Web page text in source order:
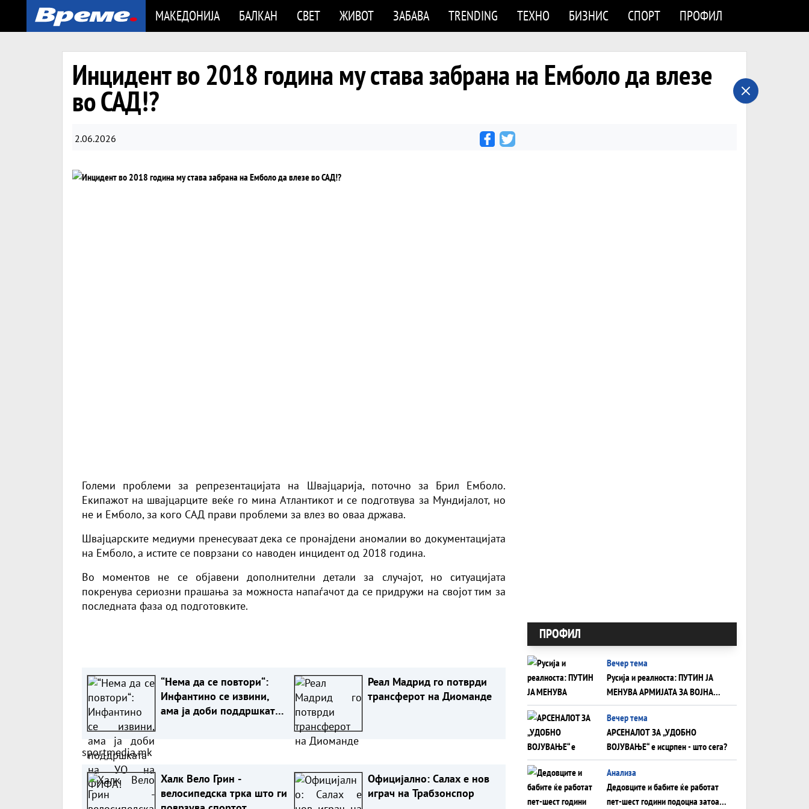
МАКЕДОНИЈА БАЛКАН СВЕТ ЖИВОТ ЗАБАВА TRENDING ТЕХНО БИЗНИС СПОРТ ПРОФИЛ
Инцидент во 2018 година му става забрана на Емболо да влезе
во САД!?
2.06.2026
Големи проблеми за репрезентацијата на Швајцарија, поточно за Брил Емболо.
Екипажот на швајцарците веќе го мина Атлантикот и се подготвува за Мундијалот, но
не и Емболо, за кого САД прави проблеми за влез во оваа држава.
Швајцарските медиуми пренесуваат дека се пронајдени аномалии во документацијата
на Емболо, а истите се поврзани со наводен инцидент од 2018 година.
Во моментов не се објавени дополнителни детали за случајот, но ситуацијата
покренува сериозни прашања за можноста напаѓачот да се придружи на својот тим за
последната фаза од подготовките.
“Нема да се повтори“:
Инфантино се извини,
ама ја доби поддршката
Реал Мадрид го потврди
трансферот на Диоманде
sportmedia.mk
Халк Вело Грин -
велосипедска трка што ги
Официјално: Салах е нов
играч на Трабзонспор
ПРОФИЛ
Вечер тема
Русија и реалноста: ПУТИН ЈА
МЕНУВА АРМИЈАТА ЗА ВОЈНА
ШТО ОСТАНУВА БЕЗ ФРОНТ
Вечер тема
АРСЕНАЛОТ ЗА „УДОБНО
ВОЈУВАЊЕ“ е исцрпен - што сега?
Анализа
Дедовците и бабите ќе работат
пет-шест години подоцна затоа